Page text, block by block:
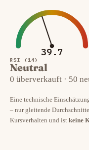
39.7
RSI (14)
Neutral
0 überverkauft · 50
Eine technische
– nur gleitende
Kursverhalten und ist keine